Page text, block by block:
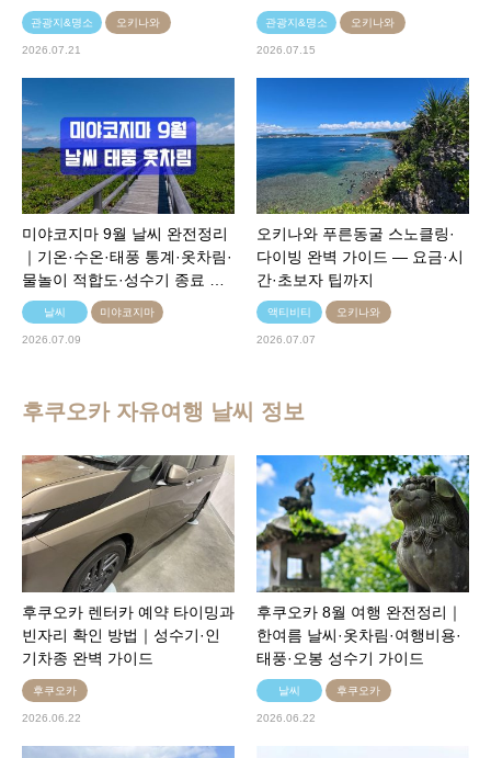
관광지&명소 오키나와
2026.07.21
관광지&명소 오키나와
2026.07.15
미야코지마 9월 날씨 완전정리
｜기온·수온·태풍 통계·옷차림·
물놀이 적합도·성수기 종료 …
날씨 미야코지마
2026.07.09
오키나와 푸른동굴 스노클링·
다이빙 완벽 가이드 — 요금·시
간·초보자 팁까지
액티비티 오키나와
2026.07.07
후쿠오카 자유여행 날씨 정보
후쿠오카 렌터카 예약 타이밍과
빈자리 확인 방법｜성수기·인
기차종 완벽 가이드
후쿠오카
2026.06.22
후쿠오카 8월 여행 완전정리｜
한여름 날씨·옷차림·여행비용·
태풍·오봉 성수기 가이드
날씨 후쿠오카
2026.06.22